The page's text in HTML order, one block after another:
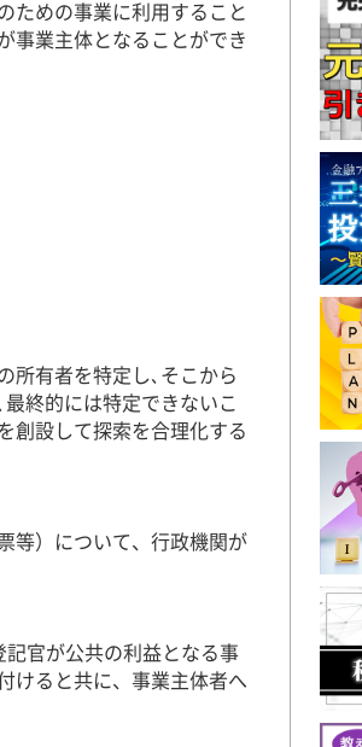
ための事業に利用すること
事業主体となることができ
所有者を特定し､そこから
終的には特定できないこ
創設して探索を合理化する
等）について、行政機関が
官が公共の利益となる事
けると共に、事業主体者へ